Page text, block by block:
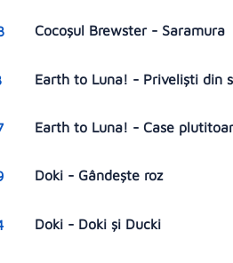
Cocoșul Brewster - Saramura
Earth to Luna! - Priveliști din
Earth to Luna! - Case
Doki - Gândeşte roz
Doki - Doki şi Ducki